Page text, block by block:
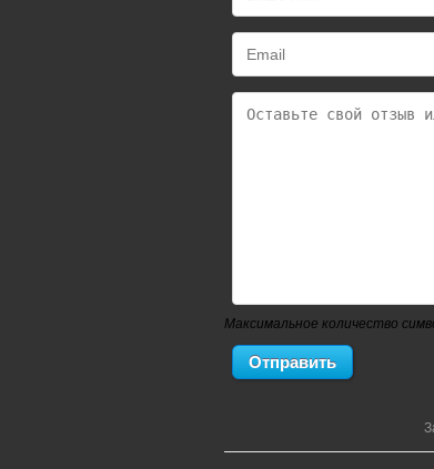
Максимальное количество